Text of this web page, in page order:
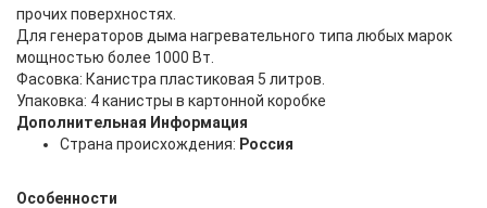
прочих поверхностях.
Для генераторов дыма нагревательного типа любых марок
мощностью более 1000 Вт.
Фасовка: Канистра пластиковая 5 литров.
Упаковка: 4 канистры в картонной коробке
Дополнительная Информация
Страна происхождения: Россия
Особенности